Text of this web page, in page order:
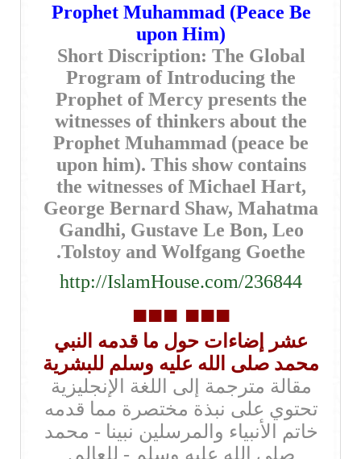
Prophet Muhammad (Peace Be
upon Him)
Short Discription: The Global
Program of Introducing the
Prophet of Mercy presents the
witnesses of thinkers about the
Prophet Muhammad (peace be
upon him). This show contains
the witnesses of Michael Hart,
George Bernard Shaw, Mahatma
Gandhi, Gustave Le Bon, Leo
Tolstoy and Wolfgang Goethe.
http://IslamHouse.com/236844
■■■
■■■
عشر إضاءات حول ما قدمه النبي
محمد صلى الله عليه وسلم للبشرية
مقالة مترجمة إلى اللغة الإنجليزية
تحتوي على نبذة مختصرة مما قدمه
خاتم الأنبياء والمرسلين نبينا - محمد
صلى الله عليه وسلم - للعالم.